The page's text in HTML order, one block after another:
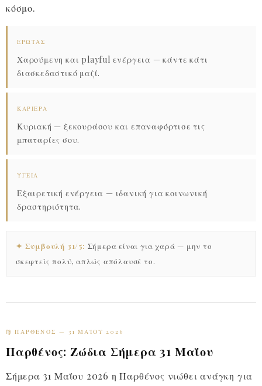
κόσμο.
ΈΡΩΤΑΣ
Χαρούμενη και playful ενέργεια — κάντε κάτι
διασκεδαστικό μαζί.
ΚΑΡΙΈΡΑ
Κυριακή — ξεκουράσου και επαναφόρτισε τις
μπαταρίες σου.
ΥΓΕΊΑ
Εξαιρετική ενέργεια — ιδανική για κοινωνική
δραστηριότητα.
✦ Συμβουλή 31/5: Σήμερα είναι για χαρά — μην το
σκεφτείς πολύ, απλώς απόλαυσέ το.
♍ ΠΑΡΘΈΝΟΣ — 31 ΜΑΪ́ΟΥ 2026
Παρθένος: Ζώδια Σήμερα 31 Μαΐου
Σήμερα 31 Μαΐου 2026 η Παρθένος νιώθει ανάγκη για